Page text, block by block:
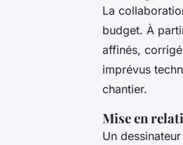
La
budget. À
affinés,
imprévus
chantier.
Mise en
Un